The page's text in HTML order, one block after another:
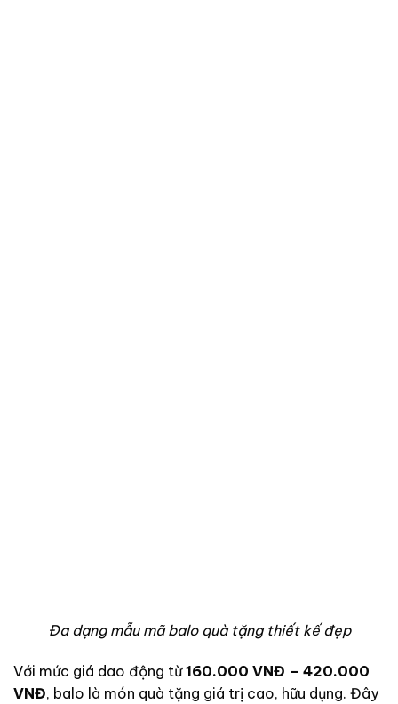
Đa dạng mẫu mã balo quà tặng thiết kế đẹp
Với mức giá dao động từ160.000 VNĐ – 420.000
VNĐ, balo là món quà tặng giá trị cao, hữu dụng. Đây